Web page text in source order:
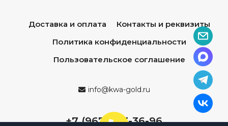
Доставка и оплата
Контакты и реквизиты
Политика конфиденциальности
Пользовательское соглашение
info@kwa-gold.ru
+7 (967) 013-36-96